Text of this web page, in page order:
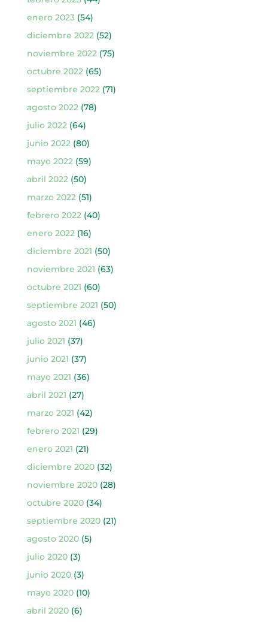
enero 2023(54)
diciembre 2022 (52)
noviembre 2022 (75)
octubre 2022 (65)
septiembre 2022 (71)
agosto 2022 (78)
julio 2022 (64)
junio 2022 (80)
mayo 2022 (59)
abril 2022 (50)
marzo 2022 (51)
febrero 2022 (40)
enero 2022 (16)
diciembre 2021 (50)
noviembre 2021 (63)
octubre 2021 (60)
septiembre 2021 (50)
agosto 2021 (46)
julio 2021 (37)
junio 2021 (37)
mayo 2021 (36)
abril 2021 (27)
marzo 2021 (42)
febrero 2021 (29)
enero 2021 (21)
diciembre 2020(32)
noviembre 2020(28)
octubre 2020(34)
septiembre 2020(21)
agosto 2020(5)
julio 2020(3)
junio 2020(3)
mayo 2020(10)
abril 2020(6)